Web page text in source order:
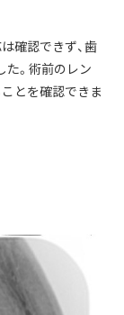
確認できず、歯
。術前のレン
とを確認できま